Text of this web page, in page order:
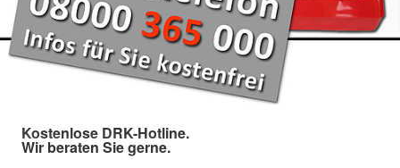
Kostenlose DRK-Hotline.
Wir beraten Sie gerne.